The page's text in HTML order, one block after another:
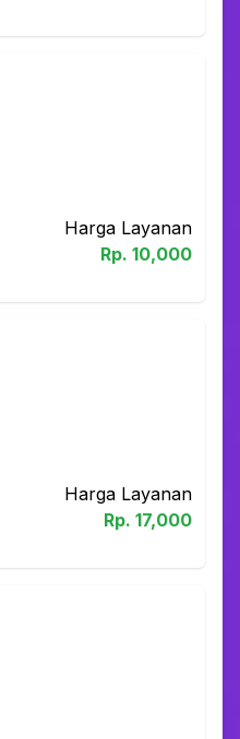
Harga Layanan
Rp. 10,000
Harga Layanan
Rp. 17,000